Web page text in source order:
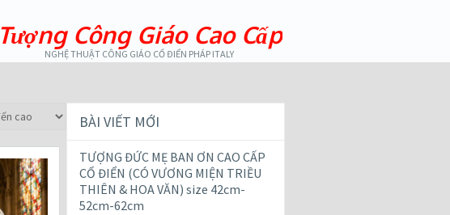
Tượng Công Giáo Cao Cấp
NGHỆ THUẬT CÔNG GIÁO CỔ ĐIỂN PHÁP ITALY
BÀI VIẾT MỚI
TƯỢNG ĐỨC MẸ BAN ƠN CAO CẤP
CỔ ĐIỂN (CÓ VƯƠNG MIỆN TRIỀU
THIÊN & HOA VĂN) size 42cm-
52cm-62cm